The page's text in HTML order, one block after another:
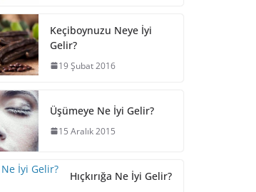
Keçiboynuzu Neye İyi
Gelir?
19 Şubat 2016
Üşümeye Ne İyi Gelir?
15 Aralık 2015
Hıçkırığa Ne İyi Gelir?